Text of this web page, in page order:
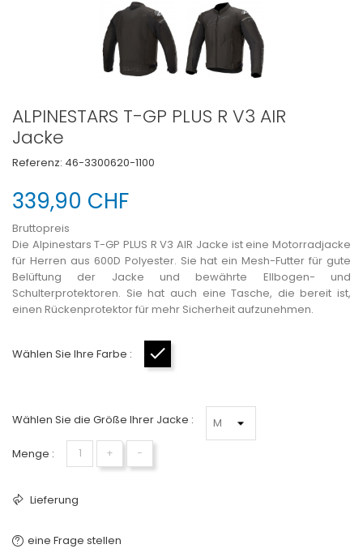
ALPINESTARS T-GP PLUS R V3 AIR
Jacke
Referenz: 46-3300620-1100
339,90 CHF
Bruttopreis
Die Alpinestars T-GP PLUS R V3 AIR Jacke ist eine Motorradjacke
für Herren aus 600D Polyester. Sie hat ein Mesh-Futter für gute
Belüftung der Jacke und bewährte Ellbogen- und
Schulterprotektoren. Sie hat auch eine Tasche, die bereit ist,
einen Rückenprotektor für mehr Sicherheit aufzunehmen.
Wählen Sie Ihre Farbe :
Wählen Sie die Größe Ihrer Jacke :
Menge : + −
Lieferung
eine Frage stellen